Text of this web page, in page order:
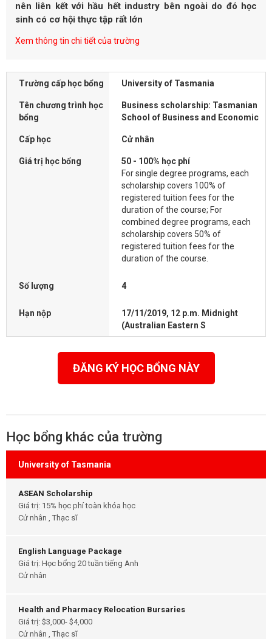
nên liên kết với hầu hết industry bên ngoài do đó học
sinh có cơ hội thực tập rất lớn
Xem thông tin chi tiết của trường
Trường cấp học bổng University of Tasmania
Tên chương trình học
bổng
Business scholarship: Tasmanian
School of Business and Economic
Cấp học Cử nhân
Giá trị học bổng
50 - 100% học phí
For single degree programs, each
scholarship covers 100% of
registered tuition fees for the
duration of the course; For
combined degree programs, each
scholarship covers 50% of
registered tuition fees for the
duration of the course.
Số lượng 4
Hạn nộp
17/11/2019, 12 p.m. Midnight
(Australian Eastern S
ĐĂNG KÝ HỌC BỔNG NÀY
Học bổng khác của trường
University of Tasmania
ASEAN Scholarship
Giá trị: 15% học phí toàn khóa học
Cử nhân , Thạc sĩ
English Language Package
Giá trị: Học bổng 20 tuần tiếng Anh
Cử nhân
Health and Pharmacy Relocation Bursaries
Giá trị: $3,000- $4,000
Cử nhân , Thạc sĩ